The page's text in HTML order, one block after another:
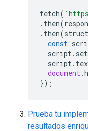
fetch(
. then(
. then(
const
script.
script.
document.
});
Prueba tu
resultados